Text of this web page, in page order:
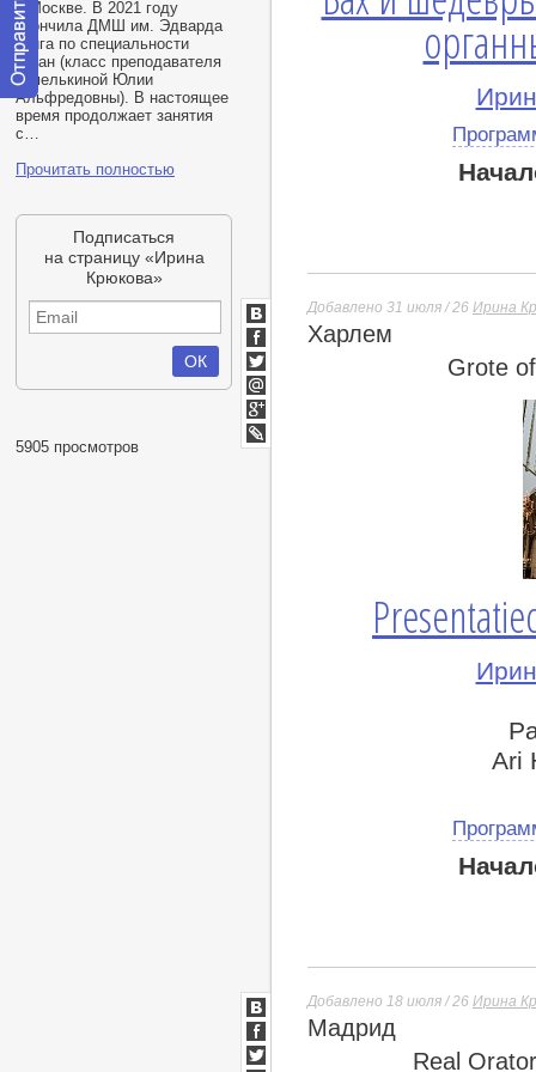
в Москве. В 2021 году
окончила ДМШ им. Эдварда
Грига по специальности
орган (класс преподавателя
Шмелькиной Юлии
Альфредовны). В настоящее
время продолжает занятия
с…
Прочитать полностью
Подписаться
на страницу «Ирина
Крюкова»
5905 просмотров
Добавлено 31 июля / 26 Ирина
Харлем
Grote
Ari
ВКонтакте
Facebook
Twitter
Мой
Мир
Google+
lj
Добавлено 18 июля / 26 Ирина
Мадрид
Real
ВКонтакте
Facebook
Отправить
сообщение
модератору